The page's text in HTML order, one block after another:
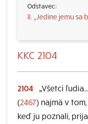
II. „Jedine jemu sa
KKC 2104
2104
„Všetci
(2467) najmä v
keď ju poznali,